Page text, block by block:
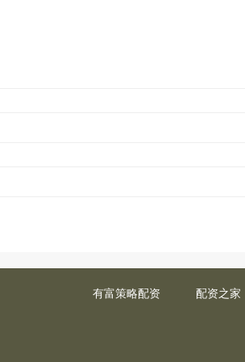
有富策略配资 配资之家